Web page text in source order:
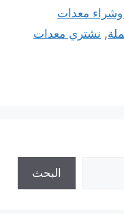
معدات
, نشتري معدات
البحث